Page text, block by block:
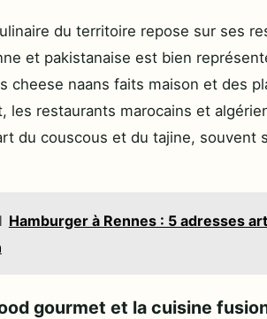
du territoire repose sur ses
et pakistanaise est bien
cheese naans faits maison et des
les restaurants marocains et
du couscous et du tajine, souvent
Hamburger à Rennes : 5 adresses
gourmet et la cuisine